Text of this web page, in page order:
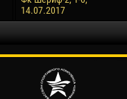
14.07.2017